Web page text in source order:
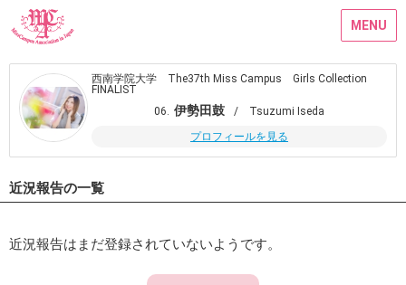
MENU
西南学院大学 The37th Miss Campus Girls Collection
FINALIST
06. 伊勢田鼓
/ Tsuzumi Iseda
プロフィールを見る
近況報告の一覧
近況報告はまだ登録されていないようです。